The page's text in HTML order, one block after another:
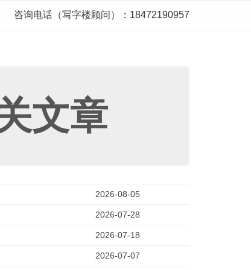
咨询电话（写字楼顾问）：18472190957
文章
2026-08-05
2026-07-28
2026-07-18
2026-07-07